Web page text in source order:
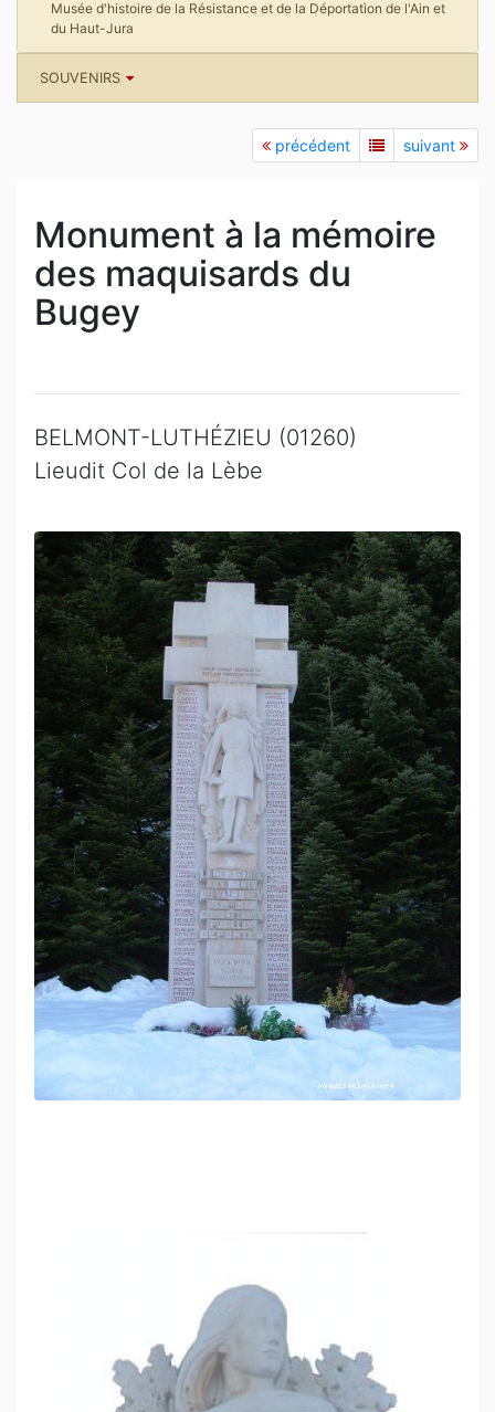
Musée d'histoire de la Résistance et de la Déportation de l'Ain et
du Haut-Jura
SOUVENIRS
précédent suivant
Monument à la mémoire
des maquisards du
Bugey
BELMONT-LUTHÉZIEU (01260)
Lieudit Col de la Lèbe